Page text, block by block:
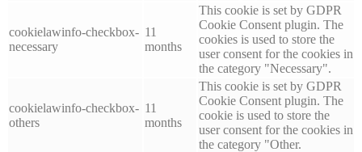
cookielawinfo-checkbox-
necessary
11
months
This cookie is set by GDPR
Cookie Consent plugin. The
cookies is used to store the
user consent for the cookies in
the category "Necessary".
cookielawinfo-checkbox-
others
11
months
This cookie is set by GDPR
Cookie Consent plugin. The
cookie is used to store the
user consent for the cookies in
the category "Other.